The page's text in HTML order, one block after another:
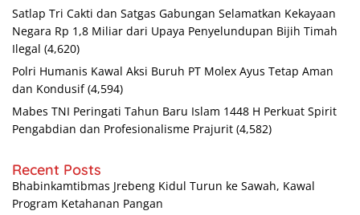
Satlap Tri Cakti dan Satgas Gabungan Selamatkan Kekayaan
Negara Rp 1,8 Miliar dari Upaya Penyelundupan Bijih Timah
Ilegal (4,620)
Polri Humanis Kawal Aksi Buruh PT Molex Ayus Tetap Aman
dan Kondusif (4,594)
Mabes TNI Peringati Tahun Baru Islam 1448 H Perkuat Spirit
Pengabdian dan Profesionalisme Prajurit (4,582)
Recent Posts
Bhabinkamtibmas Jrebeng Kidul Turun ke Sawah, Kawal
Program Ketahanan Pangan